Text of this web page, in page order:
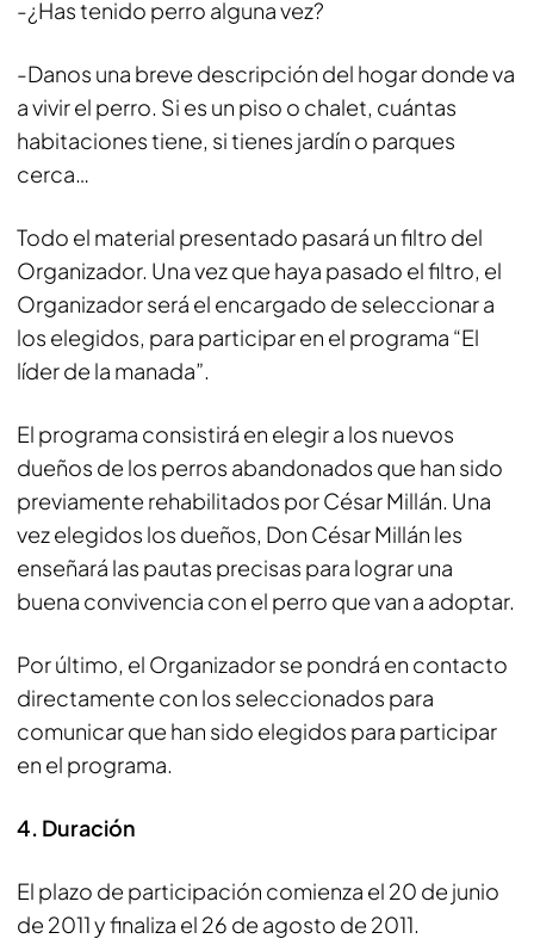
-¿Has tenido perro alguna vez?
-Danos una breve descripción del hogar donde va
a vivir el perro. Si es un piso o chalet, cuántas
habitaciones tiene, si tienes jardín o parques
cerca…
Todo el material presentado pasará un filtro del
Organizador. Una vez que haya pasado el filtro, el
Organizador será el encargado de seleccionar a
los elegidos, para participar en el programa “El
líder de la manada”.
El programa consistirá en elegir a los nuevos
dueños de los perros abandonados que han sido
previamente rehabilitados por César Millán. Una
vez elegidos los dueños, Don César Millán les
enseñará las pautas precisas para lograr una
buena convivencia con el perro que van a adoptar.
Por último, el Organizador se pondrá en contacto
directamente con los seleccionados para
comunicar que han sido elegidos para participar
en el programa.
4. Duración
El plazo de participación comienza el 20 de junio
de 2011 y finaliza el 26 de agosto de 2011.